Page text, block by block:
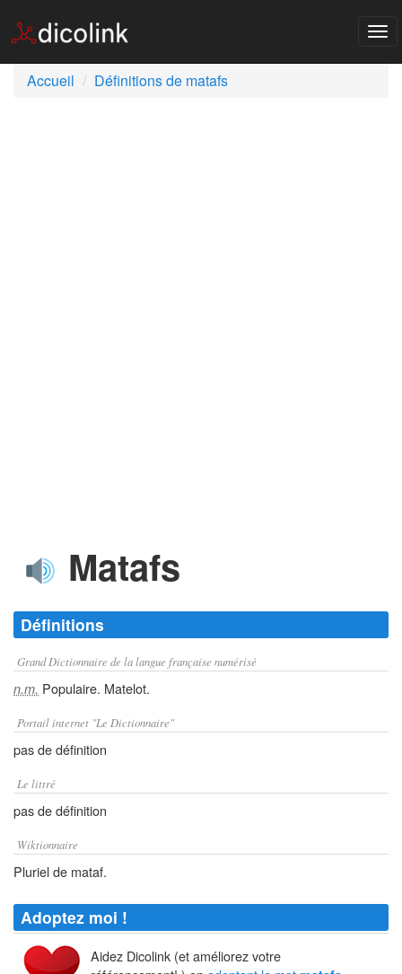
Accueil
Définitions de matafs
Matafs
Définitions
Grand Dictionnaire de la langue française numérisé
n.m. Populaire. Matelot.
Portail internet "Le Dictionnaire"
pas de définition
Le littré
pas de définition
Wiktionnaire
Pluriel de mataf.
Adoptez moi !
Aidez Dicolink (et améliorez votre